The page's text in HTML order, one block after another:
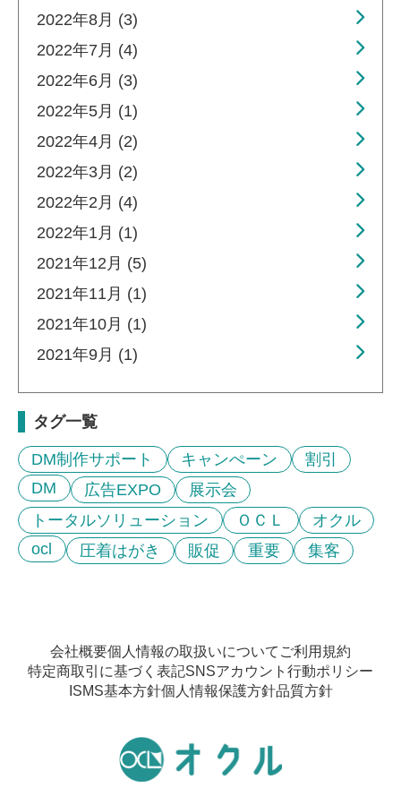
2022年8月 (3)
2022年7月 (4)
2022年6月 (3)
2022年5月 (1)
2022年4月 (2)
2022年3月 (2)
2022年2月 (4)
2022年1月 (1)
2021年12月 (5)
2021年11月 (1)
2021年10月 (1)
2021年9月 (1)
タグ一覧
DM制作サポート キャンぺーン
割引
DM
広告EXPO
展示会
トータルソリューション
ＯＣＬ
オクル
ocl
圧着はがき 販促 重要 集客
会社概要個人情報の取扱いについて ご利用規約
特定商取引に基づく表記SNSアカウント行動ポリシー
ISMS基本方針個人情報保護方針品質方針